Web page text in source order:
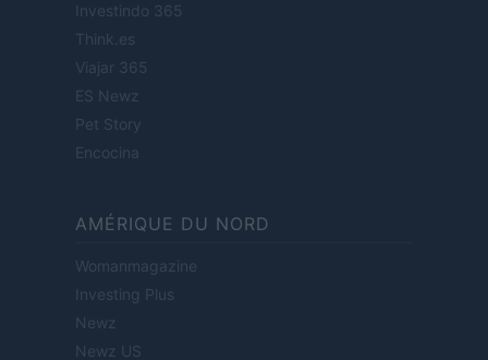
Investindo 365
Think.es
Viajar 365
ES Newz
Pet Story
Encocina
AMÉRIQUE DU NORD
Womanmagazine
Investing Plus
Newz
Newz US